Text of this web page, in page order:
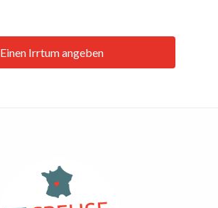
Einen Irrtum angeben